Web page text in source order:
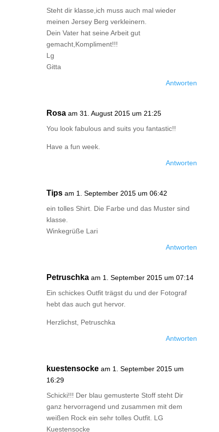
Steht dir klasse,ich muss auch mal wieder
meinen Jersey Berg verkleinern.
Dein Vater hat seine Arbeit gut
gemacht,Kompliment!!!
Lg
Gitta
Antworten
Rosa am 31. August 2015 um 21:25
You look fabulous and suits you fantastic!!
Have a fun week.
Antworten
Tips am 1. September 2015 um 06:42
ein tolles Shirt. Die Farbe und das Muster sind
klasse.
Winkegrüße Lari
Antworten
Petruschka am 1. September 2015 um 07:14
Ein schickes Outfit trägst du und der Fotograf
hebt das auch gut hervor.
Herzlichst, Petruschka
Antworten
kuestensocke am 1. September 2015 um
16:29
Schicki!!! Der blau gemusterte Stoff steht Dir
ganz hervorragend und zusammen mit dem
weißen Rock ein sehr tolles Outfit. LG
Kuestensocke